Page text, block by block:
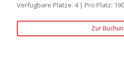
Verfügbare Plätze: 4 | Pro Platz:
Zur